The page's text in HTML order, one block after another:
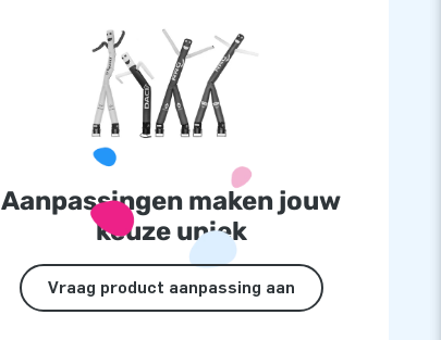
Aanpassingen maken jouw
keuze uniek
Vraag product aanpassing aan